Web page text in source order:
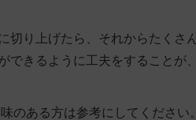
り上げたら、それからたくさ
できるように工夫をすることが
のある方は参考にしてください。